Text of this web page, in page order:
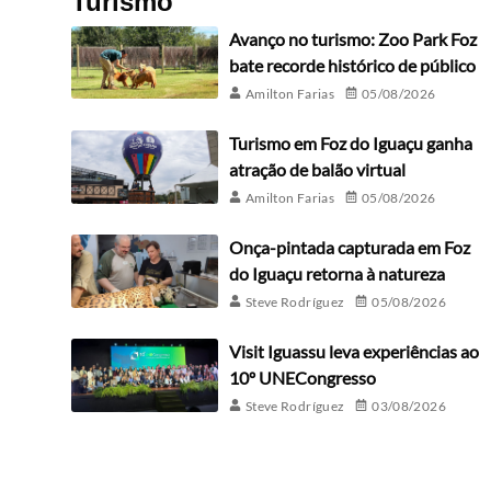
Avanço no turismo: Zoo Park Foz
bate recorde histórico de público
Amilton Farias 05/08/2026
Turismo em Foz do Iguaçu ganha
atração de balão virtual
Amilton Farias 05/08/2026
Onça-pintada capturada em Foz
do Iguaçu retorna à natureza
Steve Rodríguez 05/08/2026
Visit Iguassu leva experiências ao
10º UNECongresso
Steve Rodríguez 03/08/2026